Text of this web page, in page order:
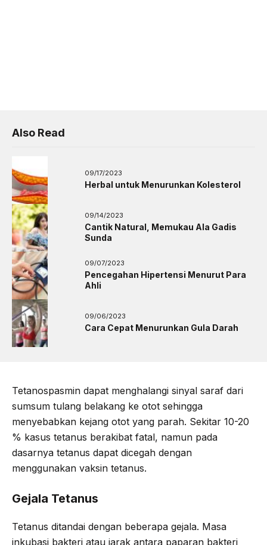
Also Read
09/17/2023
Herbal untuk Menurunkan Kolesterol
09/14/2023
Cantik Natural, Memukau Ala Gadis
Sunda
09/07/2023
Pencegahan Hipertensi Menurut Para
Ahli
09/06/2023
Cara Cepat Menurunkan Gula Darah
Tetanospasmin dapat menghalangi sinyal saraf dari
sumsum tulang belakang ke otot sehingga
menyebabkan kejang otot yang parah. Sekitar 10-20
% kasus tetanus berakibat fatal, namun pada
dasarnya tetanus dapat dicegah dengan
menggunakan vaksin tetanus.
Gejala Tetanus
Tetanus ditandai dengan beberapa gejala. Masa
inkubasi bakteri atau jarak antara paparan bakteri